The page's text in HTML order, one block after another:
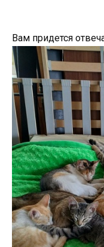
Вам придется